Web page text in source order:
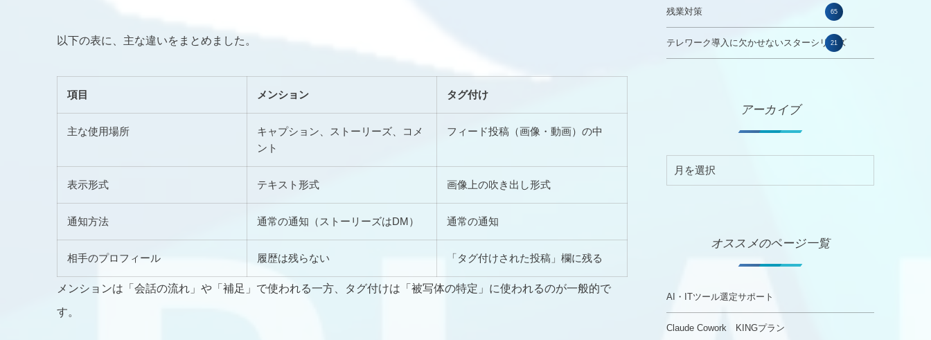
以下の表に、主な違いをまとめました。
項目 メンション タグ付け
主な使用場所
キャプション、ストーリーズ、コメ
ント
フィード投稿（画像・動画）の中
表示形式 テキスト形式 画像上の吹き出し形式
通知方法 通常の通知（ストーリーズはDM） 通常の通知
相手のプロフィール 履歴は残らない 「タグ付けされた投稿」欄に残る
メンションは「会話の流れ」や「補足」で使われる一方、タグ付けは「被写体の特定」に使われるのが一般的で
す。
残業対策 65
テレワーク導入に欠かせないスターシリーズ
21
アーカイブ
オススメのページ一覧
AI・ITツール選定サポート
Claude Cowork KINGプラン